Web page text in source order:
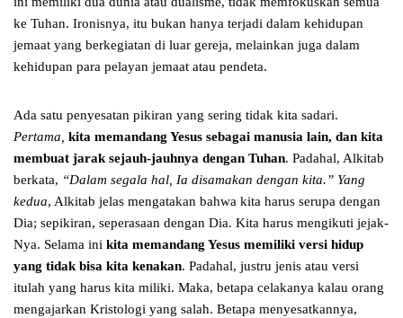
ke Tuhan. Ironisnya, itu bukan hanya terjadi dalam kehidupan
jemaat yang berkegiatan di luar gereja, melainkan juga dalam
kehidupan para pelayan jemaat atau pendeta.
Ada satu penyesatan pikiran yang sering tidak kita sadari.
Pertama, kita memandang Yesus sebagai manusia lain, dan kita
membuat jarak sejauh-jauhnya dengan Tuhan. Padahal, Alkitab
berkata, “Dalam segala hal, Ia disamakan dengan kita.” Yang
kedua, Alkitab jelas mengatakan bahwa kita harus serupa dengan
Dia; sepikiran, seperasaan dengan Dia. Kita harus mengikuti jejak-
Nya. Selama ini kita memandang Yesus memiliki versi hidup
yang tidak bisa kita kenakan. Padahal, justru jenis atau versi
itulah yang harus kita miliki. Maka, betapa celakanya kalau orang
mengajarkan Kristologi yang salah. Betapa menyesatkannya,